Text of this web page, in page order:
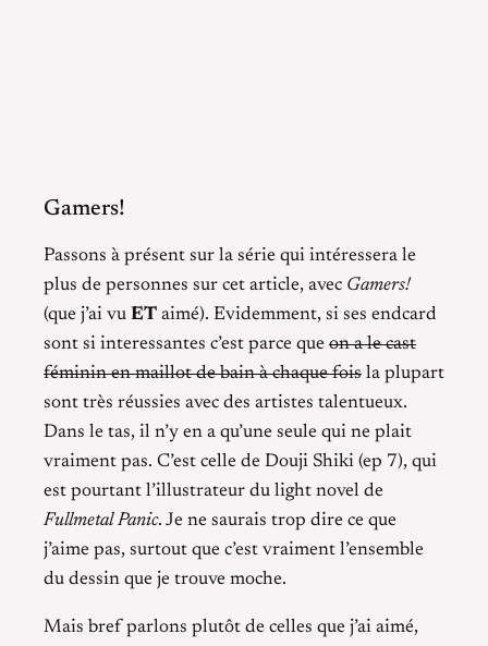
Gamers!
Passons à présent sur la série qui intéressera le
plus de personnes sur cet article, avec Gamers!
(que j’ai vu ET aimé). Evidemment, si ses endcard
sont si interessantes c’est parce que on a le cast
féminin en maillot de bain à chaque fois la plupart
sont très réussies avec des artistes talentueux.
Dans le tas, il n’y en a qu’une seule qui ne plait
vraiment pas. C’est celle de Douji Shiki (ep 7), qui
est pourtant l’illustrateur du light novel de
Fullmetal Panic. Je ne saurais trop dire ce que
j’aime pas, surtout que c’est vraiment l’ensemble
du dessin que je trouve moche.
Mais bref parlons plutôt de celles que j’ai aimé,